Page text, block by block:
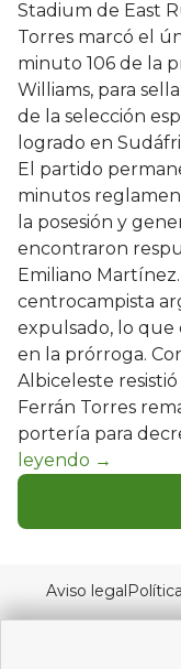
Stadium de East
Torres marcó el
minuto 106 de la
Williams, para
de la selección
logrado en
El partido
minutos
la posesión y
encontraron
Emiliano
centrocampista
expulsado, lo que
en la prórroga.
Albiceleste
Ferrán Torres
portería para
Aviso legal